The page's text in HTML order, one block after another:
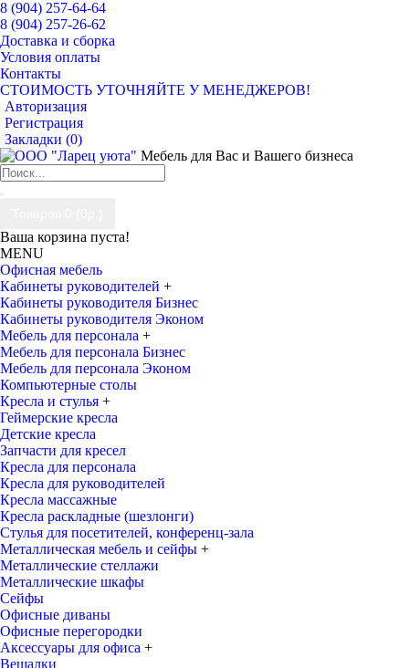
8 (904) 257-64-64
8 (904) 257-26-62
Доставка и сборка
Условия оплаты
Контакты
СТОИМОСТЬ УТОЧНЯЙТЕ У МЕНЕДЖЕРОВ!
Авторизация
Регистрация
Закладки (0)
Мебель для Вас и Вашего бизнеса
Ваша корзина пуста!
MENU
Офисная мебель
Кабинеты руководителей +
Кабинеты руководителя Бизнес
Кабинеты руководителя Эконом
Мебель для персонала +
Мебель для персонала Бизнес
Мебель для персонала Эконом
Компьютерные столы
Кресла и стулья +
Геймерские кресла
Детские кресла
Запчасти для кресел
Кресла для персонала
Кресла для руководителей
Кресла массажные
Кресла раскладные (шезлонги)
Стулья для посетителей, конференц-зала
Металлическая мебель и сейфы +
Металлические стеллажи
Металлические шкафы
Сейфы
Офисные диваны
Офисные перегородки
Аксессуары для офиса +
Вешалки